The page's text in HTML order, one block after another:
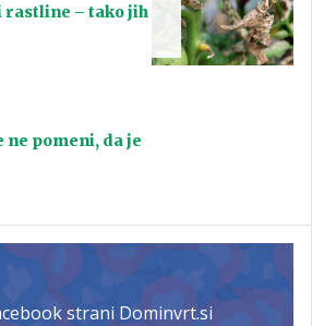
rastline – tako jih
ne pomeni, da je
strani Dominvrt.si